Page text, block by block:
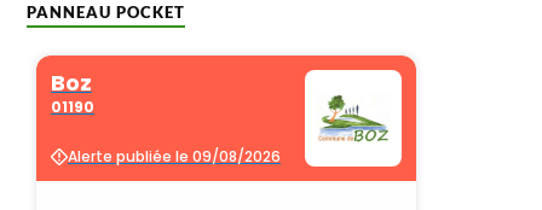
PANNEAU POCKET